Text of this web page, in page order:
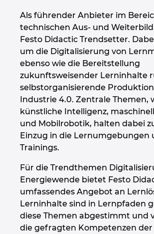
Als führender Anbieter im
technischen Aus- und
Festo Didactic Trendsetter.
um die Digitalisierung von
ebenso wie die Bereitstellung
zukunftsweisender Lerninhalte
selbstorganisierende
Industrie 4.0. Zentrale Themen,
künstliche Intelligenz,
und Mobilrobotik, halten dabei
Einzug in die Lernumgebungen
Trainings.
Für die Trendthemen
Energiewende bietet Festo
umfassendes Angebot an
Lerninhalte sind in Lernpfaden
diese Themen abgestimmt und
die gefragten Kompetenzen